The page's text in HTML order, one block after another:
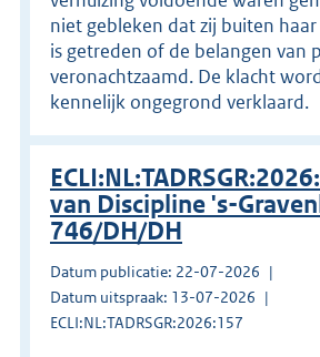
niet gebleken dat zij buiten
is getreden of de belangen van
veronachtzaamd. De klacht
kennelijk ongegrond verklaard.
van Discipline 's-
746/DH/DH
Datum publicatie: 22-07-2026
Datum uitspraak: 13-07-2026
ECLI:NL:TADRSGR:2026:157